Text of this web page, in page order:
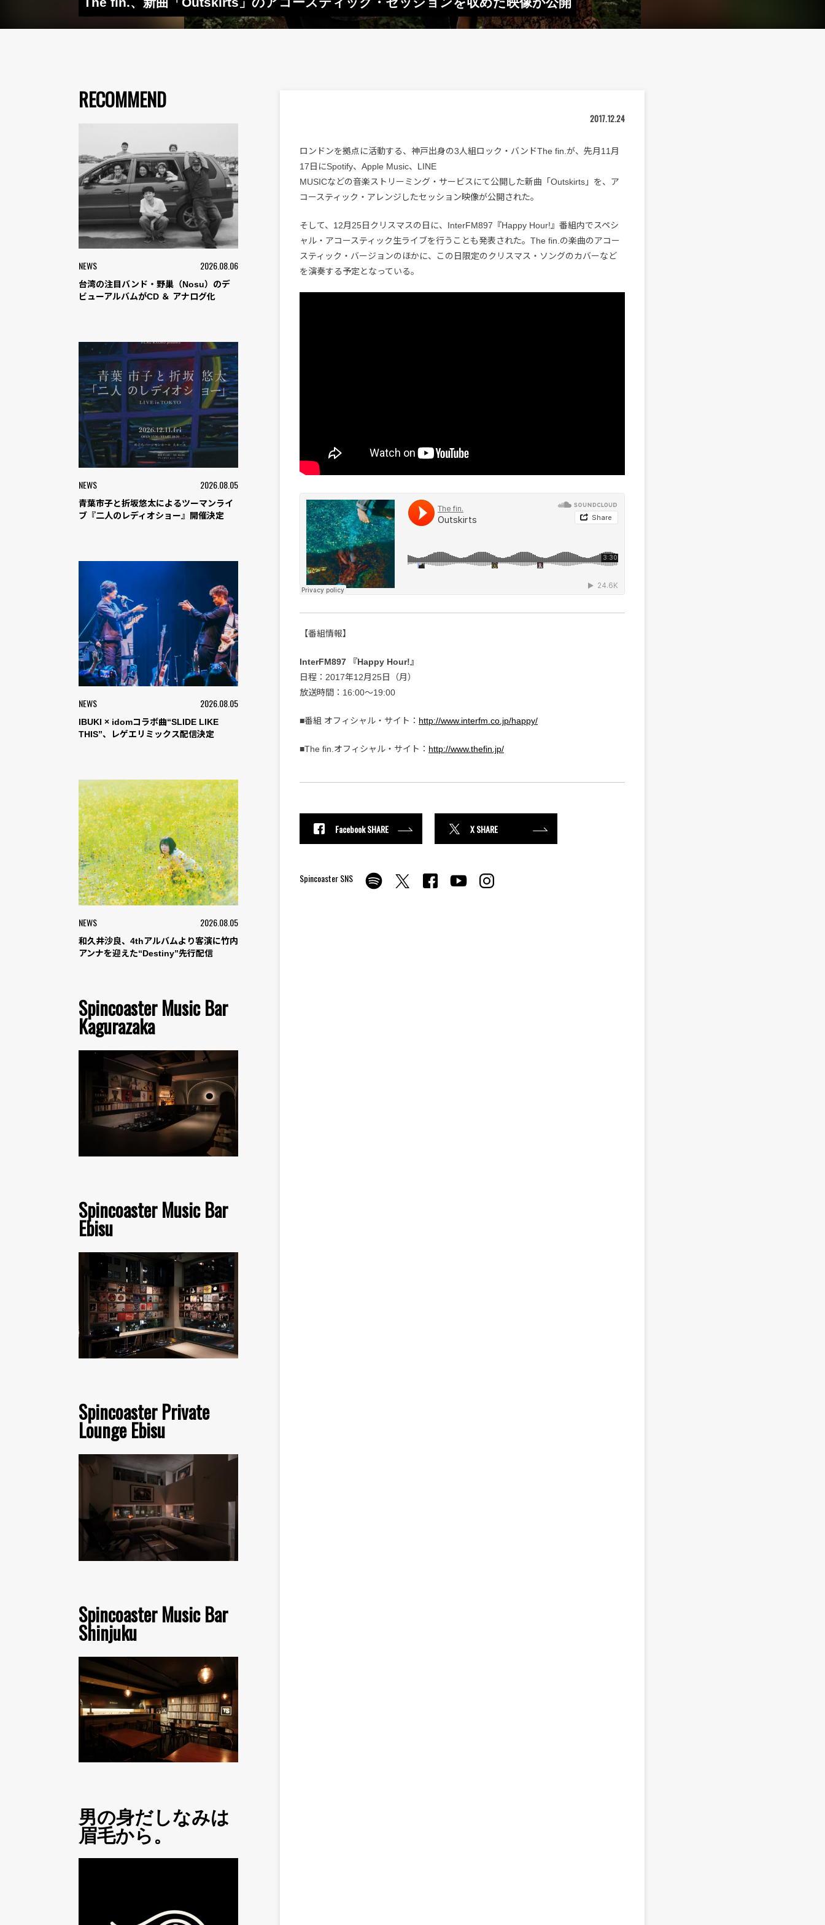
RECOMMEND
NEWS 2026.08.06
台湾の注目バンド・野巢（Nosu）のデ
ビューアルバムがCD ＆ アナログ化
NEWS 2026.08.05
青葉市子と折坂悠太によるツーマンライ
ブ『二人のレディオショー』開催決定
NEWS 2026.08.05
IBUKI × idomコラボ曲“SLIDE LIKE
THIS”、レゲエリミックス配信決定
NEWS 2026.08.05
和久井沙良、4thアルバムより客演に竹内
アンナを迎えた“Destiny”先行配信
Spincoaster Music Bar
Kagurazaka
Spincoaster Music Bar
Ebisu
Spincoaster Private
Lounge Ebisu
Spincoaster Music Bar
Shinjuku
男の身だしなみは
眉毛から。
2017.12.24
ロンドンを拠点に活動する、神戸出身の3人組ロック・バンドThe fin.が、先月11月
17日にSpotify、Apple Music、LINE
MUSICなどの音楽ストリーミング・サービスにて公開した新曲「Outskirts」を、ア
コースティック・アレンジしたセッション映像が公開された。
そして、12月25日クリスマスの日に、InterFM897『Happy Hour!』番組内でスペシ
ャル・アコースティック生ライブを行うことも発表された。The fin.の楽曲のアコー
スティック・バージョンのほかに、この日限定のクリスマス・ソングのカバーなど
を演奏する予定となっている。
【番組情報】
InterFM897 『Happy Hour!』
日程：2017年12月25日（月）
放送時間：16:00〜19:00
■番組 オフィシャル・サイト： http://www.interfm.co.jp/happy/
■The fin.オフィシャル・サイト： http://www.thefin.jp/
Facebook SHARE X SHARE
Spincoaster SNS